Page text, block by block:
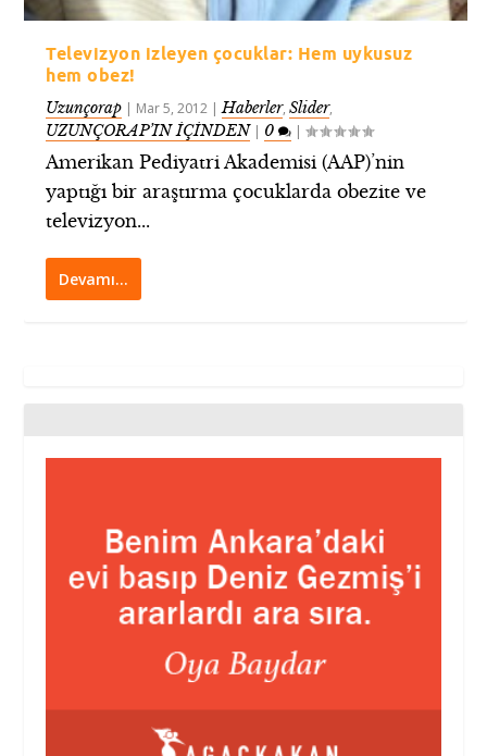
Televizyon izleyen çocuklar: Hem uykusuz
hem obez!
Uzunçorap | Mar 5, 2012 |Haberler,Slider,
UZUNÇORAP’IN İÇİNDEN| 0 |
Amerikan Pediyatri Akademisi (AAP)’nin
yaptığı bir araştırma çocuklarda obezite ve
televizyon...
Devamı…